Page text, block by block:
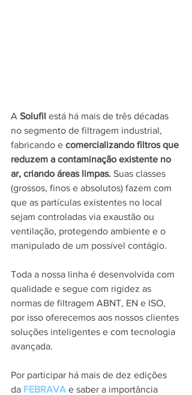
A Solufil está há mais de três décadas
no segmento de filtragem industrial,
fabricando e comercializando filtros que
reduzem a contaminação existente no
ar, criando áreas limpas. Suas classes
(grossos, finos e absolutos) fazem com
que as partículas existentes no local
sejam controladas via exaustão ou
ventilação, protegendo ambiente e o
manipulado de um possível contágio.
Toda a nossa linha é desenvolvida com
qualidade e segue com rigidez as
normas de filtragem ABNT, EN e ISO,
por isso oferecemos aos nossos clientes
soluções inteligentes e com tecnologia
avançada.
Por participar há mais de dez edições
da FEBRAVA e saber a importância